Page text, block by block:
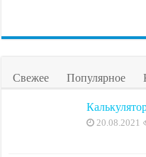
Свежее Популярное
20.08.2021